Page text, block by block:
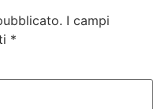
I campi
*